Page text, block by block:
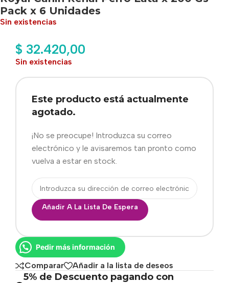
Pack x 6 Unidades
Sin existencias
$ 32.420,00
Sin existencias
Este producto está actualmente
agotado.
¡No se preocupe! Introduzca su correo
electrónico y le avisaremos tan pronto como
vuelva a estar en stock.
Añadir A La Lista De Espera
Pedir más información
Comparar Añadir a la lista de deseos
5% de Descuento pagando con